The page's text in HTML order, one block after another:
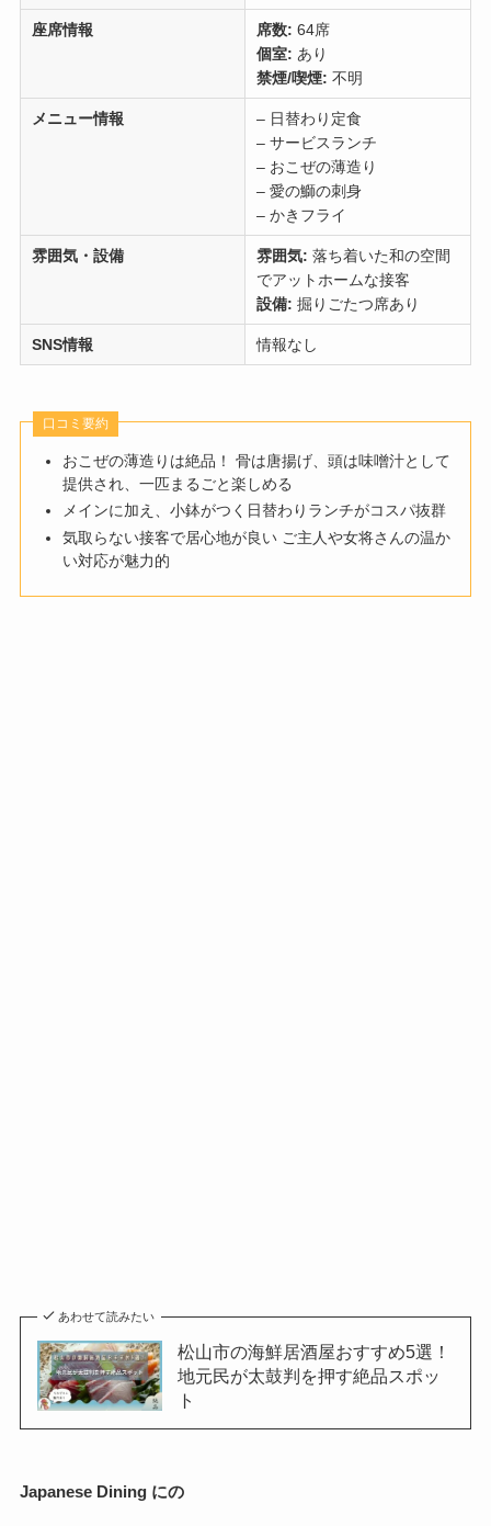
座席情報 席数: 64席
個室: あり
禁煙/喫煙: 不明
メニュー情報
– 日替わり定食
– サービスランチ
– おこぜの薄造り
– 愛の鰤の刺身
– かきフライ
雰囲気・設備 雰囲気: 落ち着いた和の空間
でアットホームな接客
設備: 掘りごたつ席あり
SNS情報 情報なし
口コミ要約
おこぜの薄造りは絶品！ 骨は唐揚げ、頭は味噌汁として
提供され、一匹まるごと楽しめる
メインに加え、小鉢がつく日替わりランチがコスパ抜群
気取らない接客で居心地が良い ご主人や女将さんの温か
い対応が魅力的
あわせて読みたい
松山市の海鮮居酒屋おすすめ5選！
地元民が太鼓判を押す絶品スポッ
ト
Japanese Dining にの